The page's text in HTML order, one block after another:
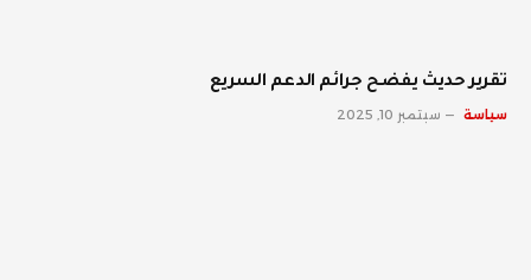
تقرير حديث يفضح جرائم الدعم السريع
سياسة سبتمبر 10, 2025